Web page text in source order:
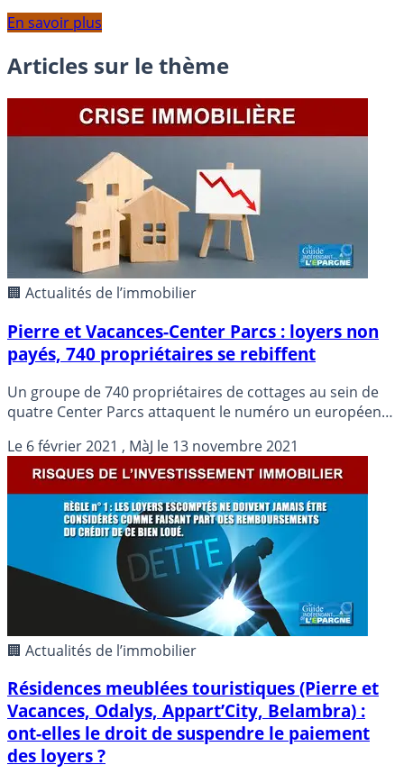
En savoir plus
Articles sur le thème
🏢 Actualités de l’immobilier
Pierre et Vacances-Center Parcs : loyers non
payés, 740 propriétaires se rebiffent
Un groupe de 740 propriétaires de cottages au sein de
quatre Center Parcs attaquent le numéro un européen
devant le tribunal judiciaire de Paris, pour obtenir le
règlement de loyers non versés pendant le premier
confinement lié à la pandémie de Covid-19.
Le 6 février 2021 , MàJ le 13 novembre 2021
🏢 Actualités de l’immobilier
Résidences meublées touristiques (Pierre et
Vacances, Odalys, Appart’City, Belambra) :
ont-elles le droit de suspendre le paiement
des loyers ?